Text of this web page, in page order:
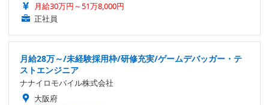
月給30万円～51万8,000円
正社員
月給28万～/未経験採用枠/研修充実/ゲームデバッガー・テ
ストエンジニア
ナナイロモバイル株式会社
大阪府